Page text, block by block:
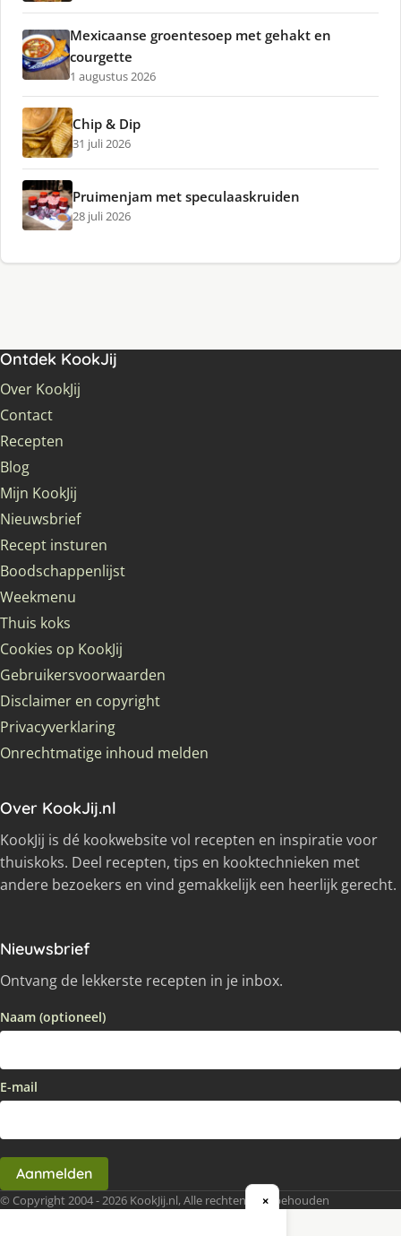
Mexicaanse groentesoep met gehakt en
courgette
1 augustus 2026
Chip & Dip
31 juli 2026
Pruimenjam met speculaaskruiden
28 juli 2026
Ontdek KookJij
Over KookJij
Contact
Recepten
Blog
Mijn KookJij
Nieuwsbrief
Recept insturen
Boodschappenlijst
Weekmenu
Thuis koks
Cookies op KookJij
Gebruikersvoorwaarden
Disclaimer en copyright
Privacyverklaring
Onrechtmatige inhoud melden
Over KookJij.nl
KookJij is dé kookwebsite vol recepten en inspiratie voor
thuiskoks. Deel recepten, tips en kooktechnieken met
andere bezoekers en vind gemakkelijk een heerlijk gerecht.
Nieuwsbrief
Ontvang de lekkerste recepten in je inbox.
Naam (optioneel)
E-mail
Aanmelden
© Copyright 2004 - 2026 KookJij.nl, Alle rechten voorbehouden
×